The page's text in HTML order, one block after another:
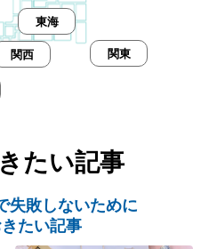
東海
関東
関西
たい記事
失敗しないために
たい記事